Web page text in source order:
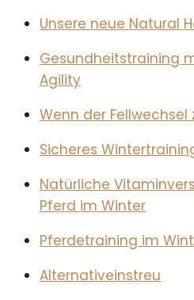
Unsere neue Natural
Gesundheitstraining
Agility
Wenn der
Sicheres
Natürliche
Pferd im Winter
Pferdetraining im
Alternativeinstreu